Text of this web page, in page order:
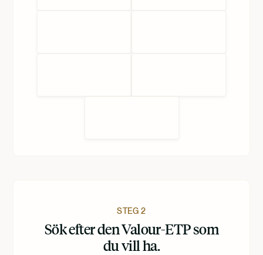
STEG 2
Sök efter den Valour-ETP som
du vill ha.